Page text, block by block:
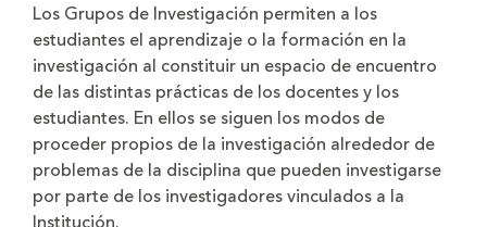
Los Grupos de Investigación permiten a los
estudiantes el aprendizaje o la formación en la
investigación al constituir un espacio de encuentro
de las distintas prácticas de los docentes y los
estudiantes. En ellos se siguen los modos de
proceder propios de la investigación alrededor de
problemas de la disciplina que pueden investigarse
por parte de los investigadores vinculados a la